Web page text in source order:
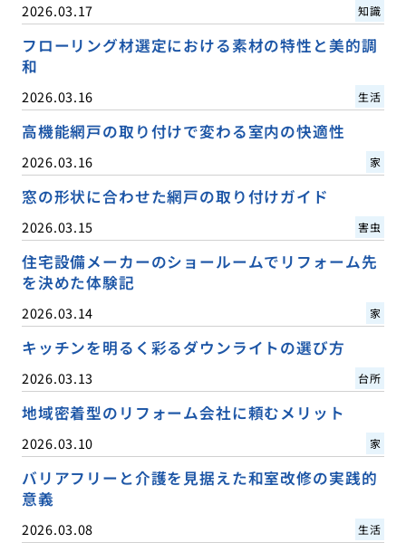
2026.03.17 知識
フローリング材選定における素材の特性と美的調
和
2026.03.16 生活
高機能網戸の取り付けで変わる室内の快適性
2026.03.16 家
窓の形状に合わせた網戸の取り付けガイド
2026.03.15 害虫
住宅設備メーカーのショールームでリフォーム先
を決めた体験記
2026.03.14 家
キッチンを明るく彩るダウンライトの選び方
2026.03.13 台所
地域密着型のリフォーム会社に頼むメリット
2026.03.10 家
バリアフリーと介護を見据えた和室改修の実践的
意義
2026.03.08 生活